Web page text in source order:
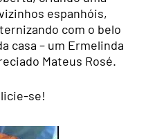
espanhóis,
com o belo
casa – um Ermelinda
Mateus Rosé.
se!